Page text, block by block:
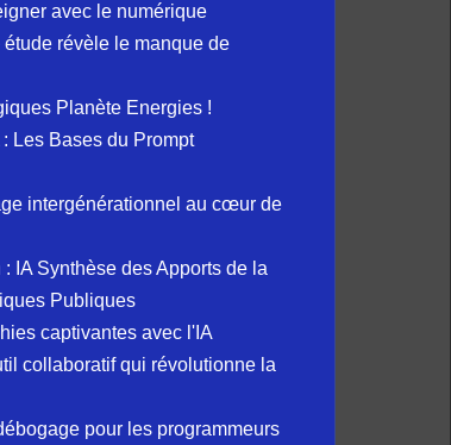
avec le numérique
révèle le manque de
Planète Energies !
Les Bases du Prompt
intergénérationnel au cœur de
IA Synthèse des Apports de la
Publiques
captivantes avec l'IA
collaboratif qui révolutionne la
pour les programmeurs